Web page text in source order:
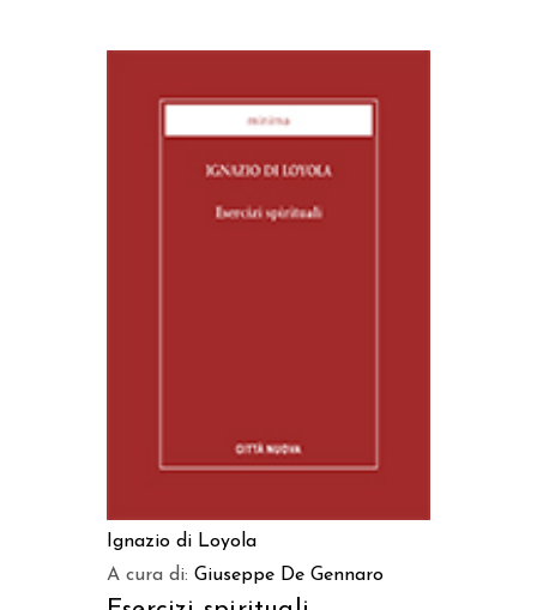
Ignazio di Loyola
A cura di: Giuseppe De Gennaro